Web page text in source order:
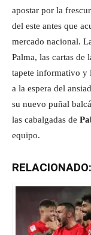
apostar por la
del este antes que
mercado nacional.
Palma, las cartas de
tapete informativo y
a la espera del
su nuevo puñal
las cabalgadas de
equipo.
RELACIONADO: